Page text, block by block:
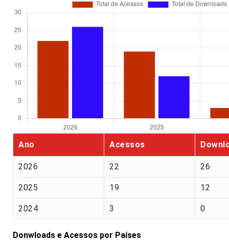
Ano Acessos
2026 22 26
2025 19 12
2024 3 0
Donwloads e Acessos por Países